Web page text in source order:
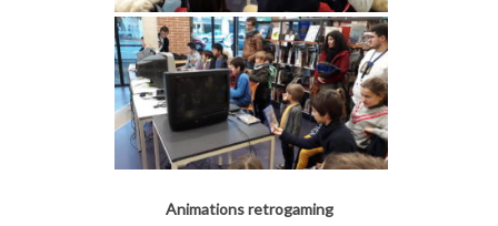
Animations retrogaming